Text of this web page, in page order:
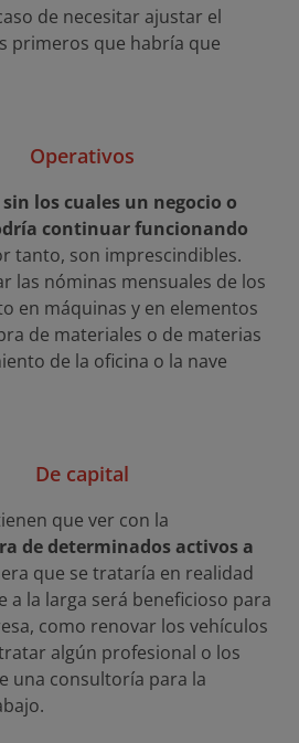
de necesitar ajustar el
primeros que habría que
Operativos
sin los cuales un negocio o
continuar funcionando
tanto, son imprescindibles.
las nóminas mensuales de los
en máquinas y en elementos
de materiales o de materias
de la oficina o la nave
De capital
que ver con la
de determinados activos a
que se trataría en realidad
a la larga será beneficioso para
como renovar los vehículos
algún profesional o los
una consultoría para la